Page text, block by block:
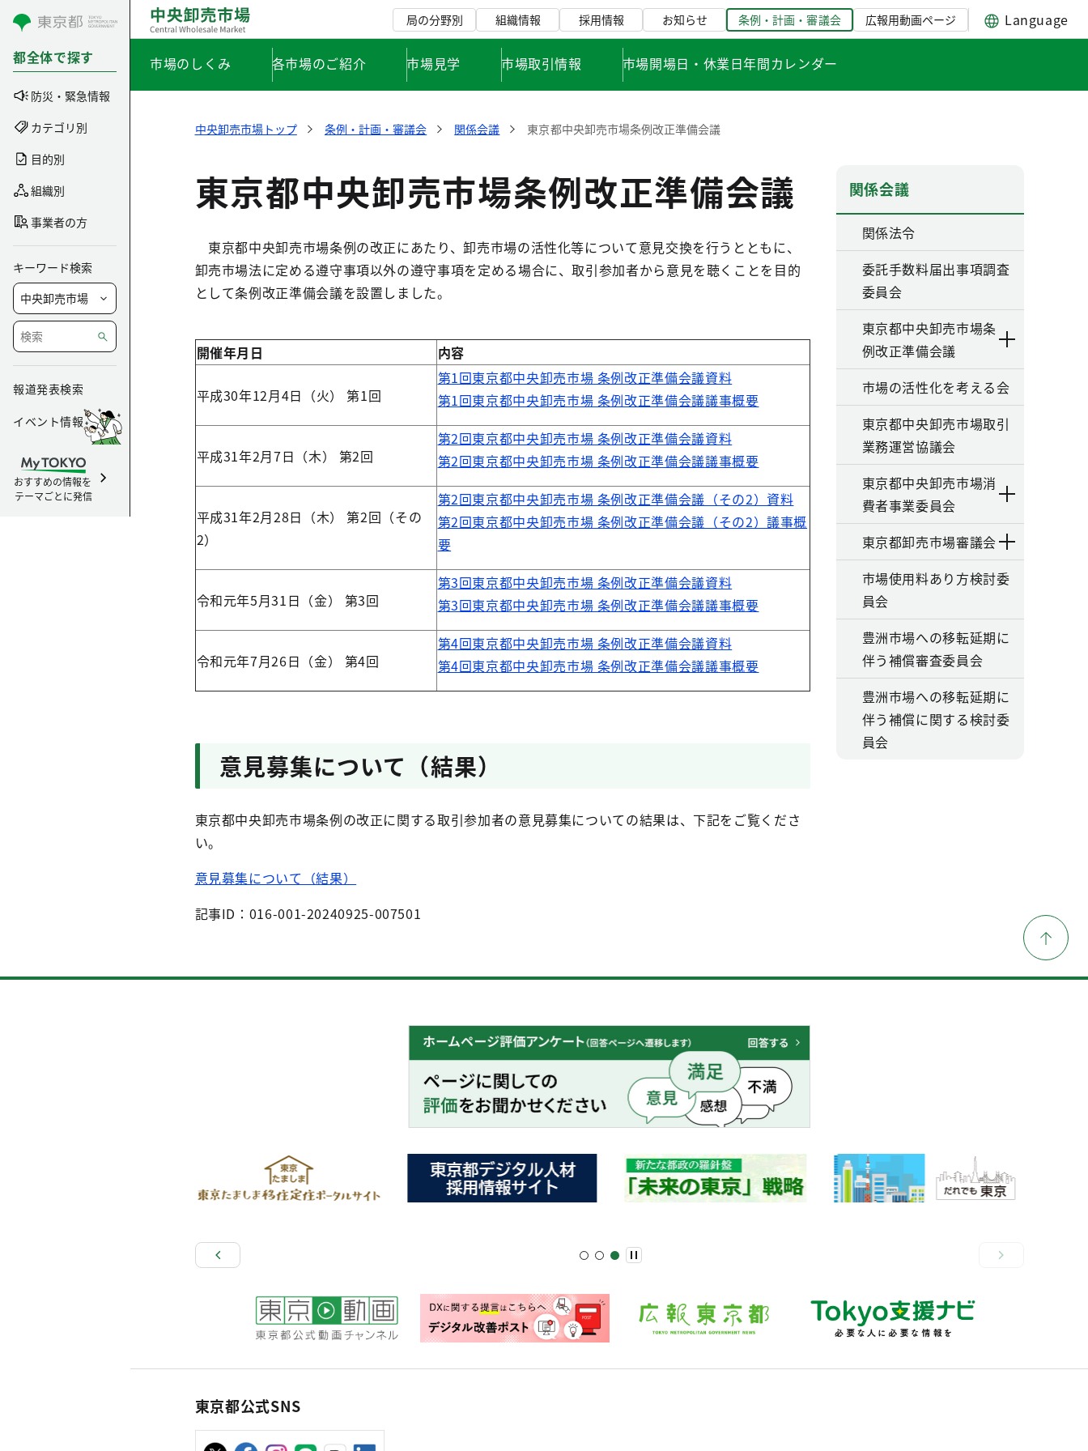
コンテンツにスキップ
都全体で探す
防災・緊急情報
カテゴリ別
目的別
組織別
事業者の方
キーワード検索
報道発表検索
イベント情報
おすすめの情報を
テーマごとに発信
局の分野別 組織情報 採用情報 お知らせ 条例・計画・審議会 広報用動画ページ Language
市場のしくみ 各市場のご紹介 市場見学 市場取引情報 市場開場日・休業日年間カレンダー
中央卸売市場トップ 条例・計画・審議会 関係会議 東京都中央卸売市場条例改正準備会議
東京都中央卸売市場条例改正準備会議
東京都中央卸売市場条例の改正にあたり、卸売市場の活性化等について意見交換を行うとともに、
卸売市場法に定める遵守事項以外の遵守事項を定める場合に、取引参加者から意見を聴くことを目的
として条例改正準備会議を設置しました。
開催年月日 内容
平成30年12月4日（火） 第1回
第1回東京都中央卸売市場 条例改正準備会議資料
第1回東京都中央卸売市場 条例改正準備会議議事概要
平成31年2月7日（木） 第2回
第2回東京都中央卸売市場 条例改正準備会議資料
第2回東京都中央卸売市場 条例改正準備会議議事概要
平成31年2月28日（木） 第2回（その
2）
第2回東京都中央卸売市場 条例改正準備会議（その2）資料
第2回東京都中央卸売市場 条例改正準備会議（その2）議事概
要
令和元年5月31日（金） 第3回
第3回東京都中央卸売市場 条例改正準備会議資料
第3回東京都中央卸売市場 条例改正準備会議議事概要
令和元年7月26日（金） 第4回
第4回東京都中央卸売市場 条例改正準備会議資料
第4回東京都中央卸売市場 条例改正準備会議議事概要
意見募集について（結果）
東京都中央卸売市場条例の改正に関する取引参加者の意見募集についての結果は、下記をご覧くださ
い。
意見募集について（結果）
記事ID：016-001-20240925-007501
関係会議
関係法令
委託手数料届出事項調査
委員会
東京都中央卸売市場条
例改正準備会議
市場の活性化を考える会
東京都中央卸売市場取引
業務運営協議会
東京都中央卸売市場消
費者事業委員会
東京都卸売市場審議会
市場使用料あり方検討委
員会
豊洲市場への移転延期に
伴う補償審査委員会
豊洲市場への移転延期に
伴う補償に関する検討委
員会
東京都公式SNS